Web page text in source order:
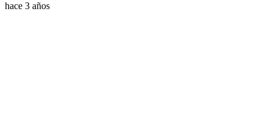
hace 3 años